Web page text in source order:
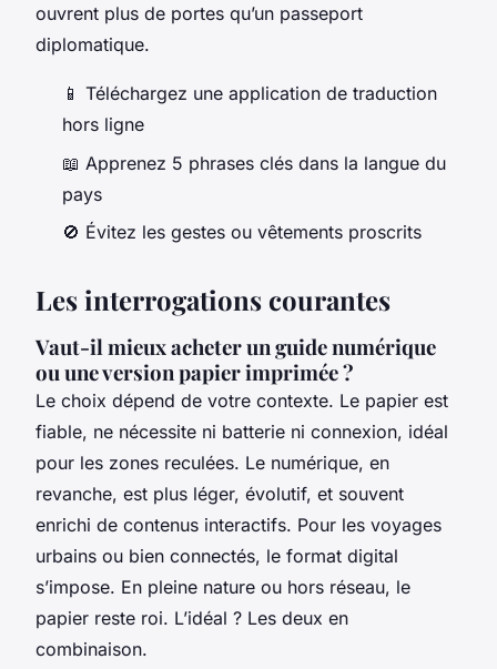
ouvrent plus de portes qu’un passeport
diplomatique.
📱 Téléchargez une application de traduction
hors ligne
📖 Apprenez 5 phrases clés dans la langue du
pays
🚫 Évitez les gestes ou vêtements proscrits
Les interrogations courantes
Vaut-il mieux acheter un guide numérique
ou une version papier imprimée ?
Le choix dépend de votre contexte. Le papier est
fiable, ne nécessite ni batterie ni connexion, idéal
pour les zones reculées. Le numérique, en
revanche, est plus léger, évolutif, et souvent
enrichi de contenus interactifs. Pour les voyages
urbains ou bien connectés, le format digital
s’impose. En pleine nature ou hors réseau, le
papier reste roi. L’idéal ? Les deux en
combinaison.